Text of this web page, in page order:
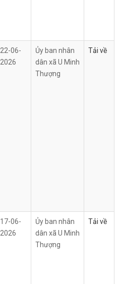
22-06-
2026
Ủy ban nhân
dân xã U Minh
Thượng
Tải về
17-06-
2026
Ủy ban nhân
dân xã U Minh
Thượng
Tải về